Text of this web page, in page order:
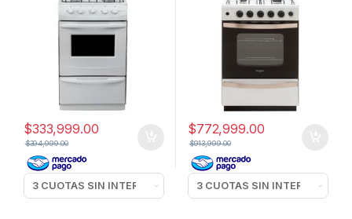
$333,999.00
$394,999.00
$772,999.00
$913,999.00